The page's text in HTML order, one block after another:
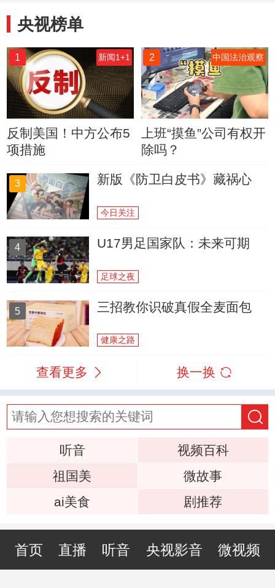
央视榜单
1 新闻1+1
反制美国！中方公布5
项措施
2 中国法治观察
上班“摸鱼”公司有权开
除吗？
3 新版《防卫白皮书》藏祸心
今日关注
4 U17男足国家队：未来可期
足球之夜
5 三招教你识破真假全麦面包
健康之路
查看更多 换一换
听音
视频百科
祖国美
微故事
ai美食
剧推荐
首页 直播 听音 央视影音 微视频